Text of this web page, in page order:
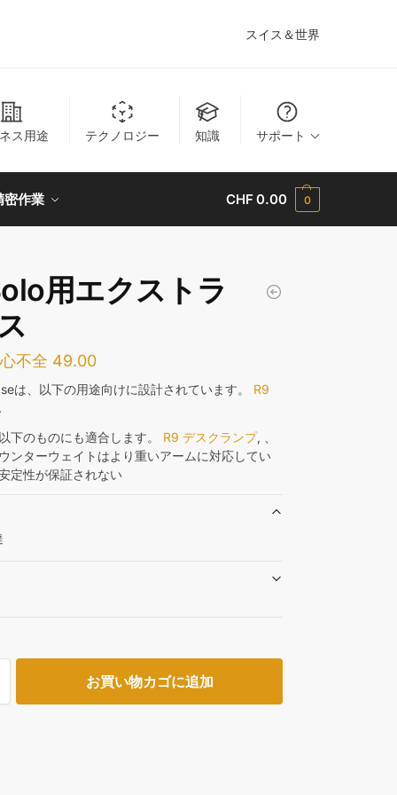
スイス＆世界
ス用途 テクノロジー 知識 サポート
密作業 CHF 0.00 0
用エクストラ
不全 49.00
は、以下の用途向けに設計されています。 R9
下のものにも適合します。 R9 デスクランプ, 、
ンターウェイトはより重いアームに対応してい
定性が保証されない
お買い物カゴに追加